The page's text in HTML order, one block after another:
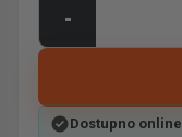
-
Dostupno online